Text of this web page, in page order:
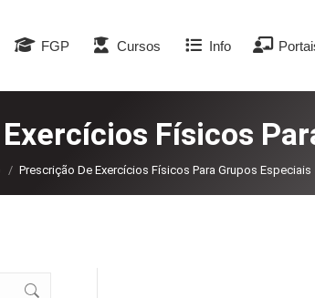
FGP Cursos Info
Físicos
Prescrição De Exercícios Físicos Para Grupos Especiais